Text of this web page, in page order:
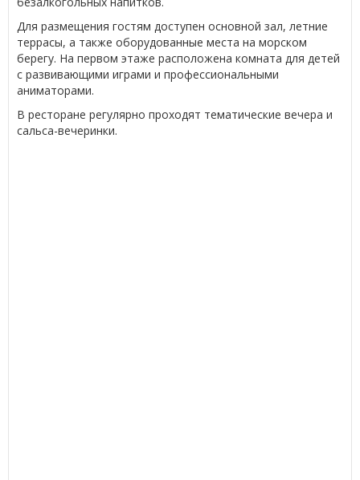
Для размещения гостям доступен основной зал, летние
террасы, а также оборудованные места на морском
берегу. На первом этаже расположена комната для детей
с развивающими играми и профессиональными
аниматорами.
В ресторане регулярно проходят тематические вечера и
сальса-вечеринки.